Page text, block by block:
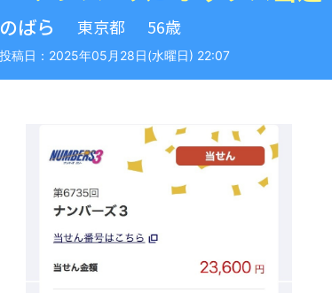
のばら 東京都 56歳
2025年05月28日(水曜日) 22:07